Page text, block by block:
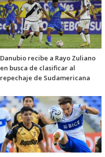
Danubio recibe a Rayo Zuliano
en busca de clasificar al
repechaje de Sudamericana